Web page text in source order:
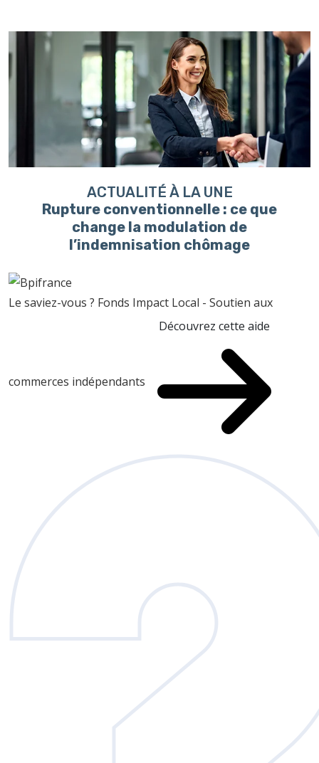
ACTUALITÉ À LA UNE
Rupture conventionnelle : ce que
change la modulation de
l’indemnisation chômage
Le saviez-vous ? Fonds Impact Local - Soutien aux
commerces indépendants
Découvrez cette aide